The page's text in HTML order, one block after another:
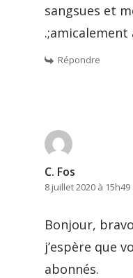
sangsues et
.;amicalement
Répondre
C. Fos
8 juillet 2020 à 15h49
Bonjour,
j’espère que
abonnés.